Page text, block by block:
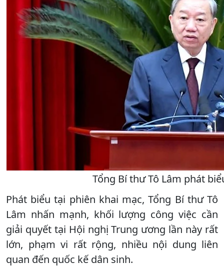
Tổng Bí thư Tô Lâm phát
Phát biểu tại phiên khai mạc, Tổng Bí thư Tô
Lâm nhấn mạnh, khối lượng công việc cần
giải quyết tại Hội nghị Trung ương lần này rất
lớn, phạm vi rất rộng, nhiều nội dung liên
quan đến quốc kế dân sinh.